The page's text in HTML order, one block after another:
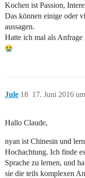
Kochen ist Passion,
Das können einige oder
aussagen.
Hatte ich mal als
Jule 17. Juni 2016
18
Hallo Claude,
nyan ist Chinesin und
Hochachtung. Ich finde
Sprache zu lernen, und
sie die teils komplexen